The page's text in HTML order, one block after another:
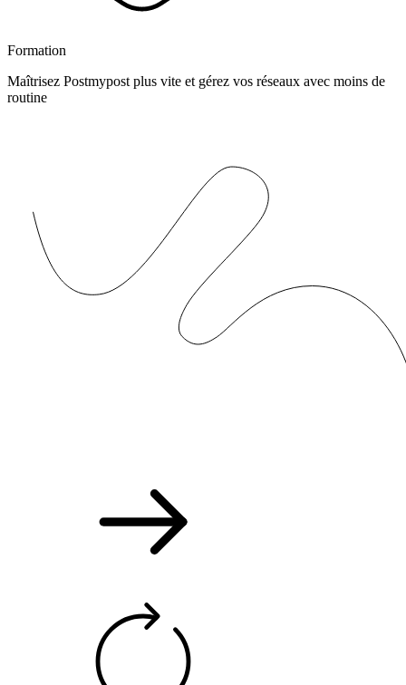
Formation
Maîtrisez Postmypost plus vite et gérez vos réseaux avec moins de
routine